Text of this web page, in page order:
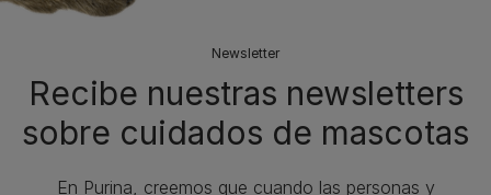
Newsletter
Recibe nuestras newsletters
sobre cuidados de mascotas​
En Purina, creemos que cuando las personas y